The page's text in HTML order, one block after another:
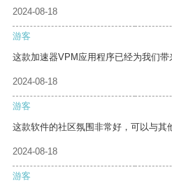
2024-08-18
游客
这款加速器VPM应用程序已经为我们带
2024-08-18
游客
这款软件的社区氛围非常好，可以与其
2024-08-18
游客